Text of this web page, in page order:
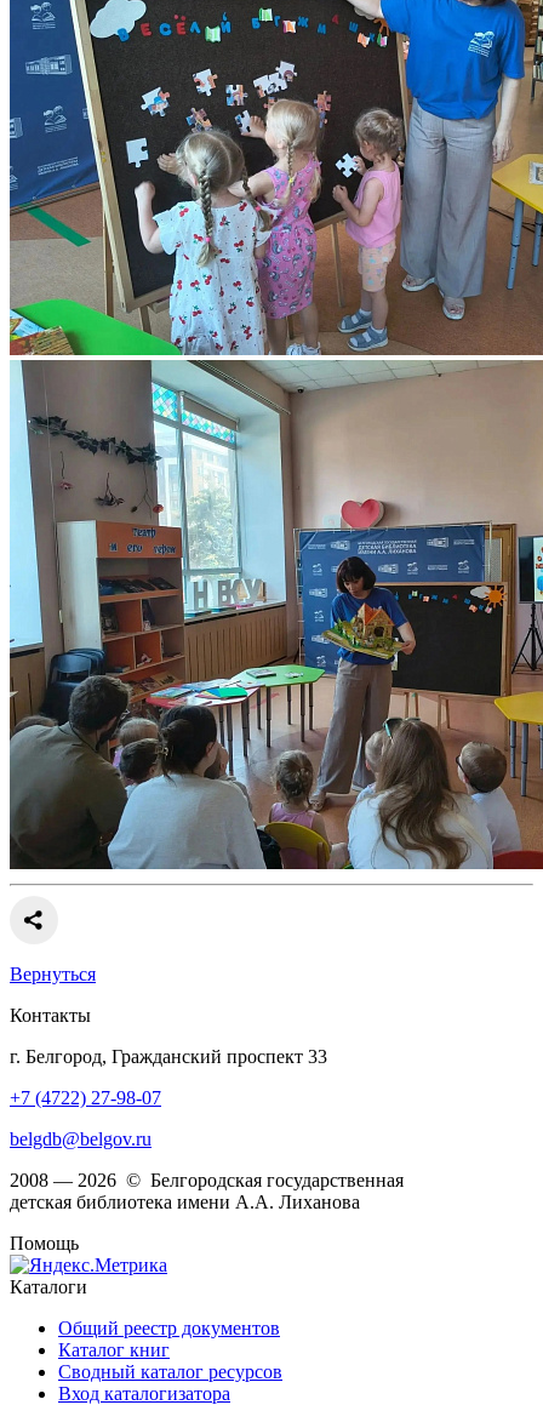
Вернуться
Контакты
г. Белгород, Гражданский проспект 33
+7 (4722) 27-98-07
belgdb@belgov.ru
2008 — 2026 © Белгородская государственная
детская библиотека имени А.А. Лиханова
Помощь
Каталоги
Общий реестр документов
Каталог книг
Сводный каталог ресурсов
Вход каталогизатора